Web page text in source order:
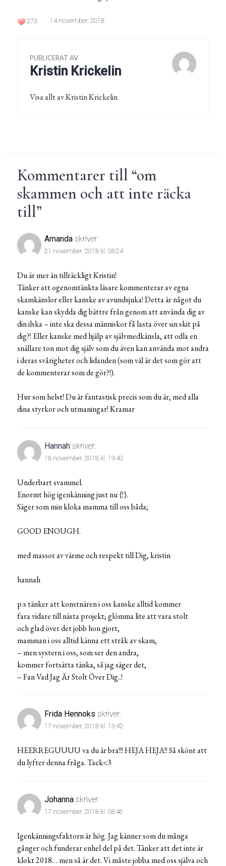
273 14 november, 2018
PUBLICERAT AV
Kristin Krickelin
Visa allt av Kristin Krickelin
Kommentarer till “om
skammen och att inte räcka
till”
Amanda skriver:
21 november, 2018 kl. 08:24
Du är mer än tillräckligt Kristin!
Tänker att ogenomtänkta läsare kommenterar av egna
skamkänslor eller kanske av avundsjuka! Detta är något du
kanske kan skydda dig bättre från genom att använda dig av
din ilska – inte ska dessa människor få lasta över sin skit på
dig?! Eller kanske med hjälp av självmedkänsla, att odla en
snällare ton mot dig själv som du även kan använda mot andra
i deras svårigheter och lidanden (som väl är det som gör att
de kommenterar som de gör?!).
Hur som helst! Du är fantastisk precis som du är, med alla
dina styrkor och utmaningar! Kramar
Hannah skriver:
18 november, 2018 kl. 19:40
Underbart svammel.
Enormt hög igenkänning just nu {!}.
Säger som min kloka mamma till oss båda;
GOOD ENOUGH.
med massor av värme och respekt till Dig, kristin
hannah
p.s tänker att konstnären i oss kanske alltid kommer
fara vidare till nästa projekt; glömma lite att vara stolt
och glad över det jobb hon gjort,
mamman i oss alltid känna ett stråk av skam,
– men systern i oss, som ser den andra,
kommer fortsätta tänka, så jag säger det,
– Fan Vad Jag Är Stolt Över Dig..!
Frida Hennoks skriver:
17 november, 2018 kl. 13:42
HEERREGUUUU va du är bra!!! HEJA HEJA!! Så skönt att
du lyfter denna fråga. Tack<3
Johanna skriver:
17 november, 2018 kl. 08:46
Igenkänningsfaktorn är hög. Jag känner som du många
gånger och funderar enhel del på det. Tänker att det inte är
klokt 2018… men så är det. Vi måste jobba med oss själva och